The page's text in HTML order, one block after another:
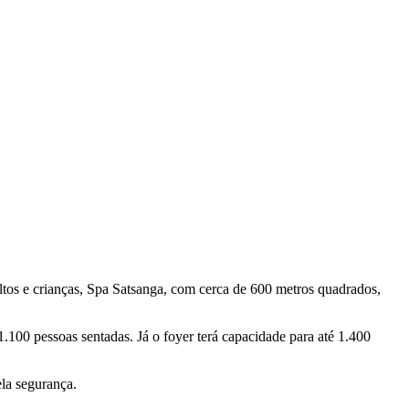
e crianças, Spa Satsanga, com cerca de 600 metros quadrados,
pessoas sentadas. Já o foyer terá capacidade para até 1.400
segurança.